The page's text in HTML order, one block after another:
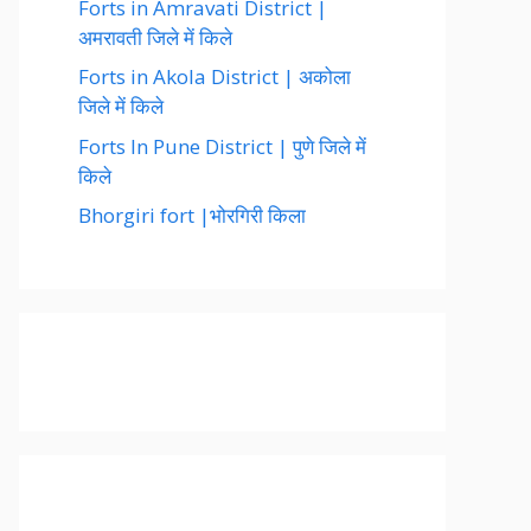
Forts in Amravati District |
अमरावती जिले में किले
Forts in Akola District | अकोला
जिले में किले
Forts In Pune District | पुणे जिले में
किले
Bhorgiri fort |भोरगिरी किला